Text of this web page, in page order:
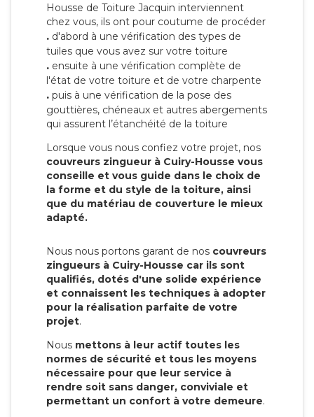
Housse de Toiture Jacquin interviennent
chez vous, ils ont pour coutume de procéder
. d'abord à une vérification des types de
tuiles que vous avez sur votre toiture
. ensuite à une vérification complète de
l'état de votre toiture et de votre charpente
. puis à une vérification de la pose des
gouttières, chéneaux et autres abergements
qui assurent l’étanchéité de la toiture
Lorsque vous nous confiez votre projet, nos
couvreurs zingueur à Cuiry-Housse vous
conseille et vous guide dans le choix de
la forme et du style de la toiture, ainsi
que du matériau de couverture le mieux
adapté.
Nous nous portons garant de nos couvreurs
zingueurs à Cuiry-Housse car ils sont
qualifiés, dotés d'une solide expérience
et connaissent les techniques à adopter
pour la réalisation parfaite de votre
projet.
Nous mettons à leur actif toutes les
normes de sécurité et tous les moyens
nécessaire pour que leur service à
rendre soit sans danger, conviviale et
permettant un confort à votre demeure.